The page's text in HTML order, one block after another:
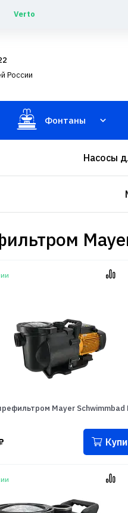
Verto
России
Фонтаны
Насосы
Mayer Schwimmbad